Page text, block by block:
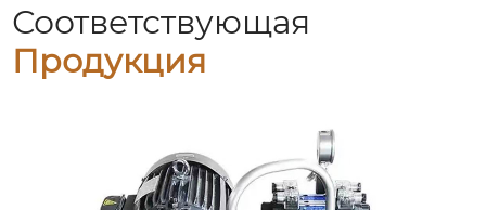
Соответствующая
Продукция